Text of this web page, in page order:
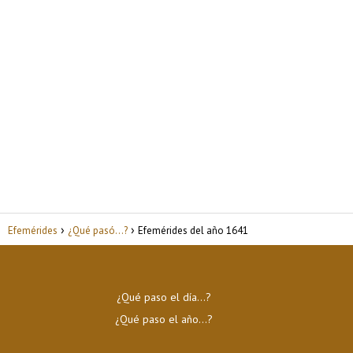
Efemérides ¿Qué pasó...? Efemérides del año 1641
¿Qué paso el día…?
¿Qué paso el año…?